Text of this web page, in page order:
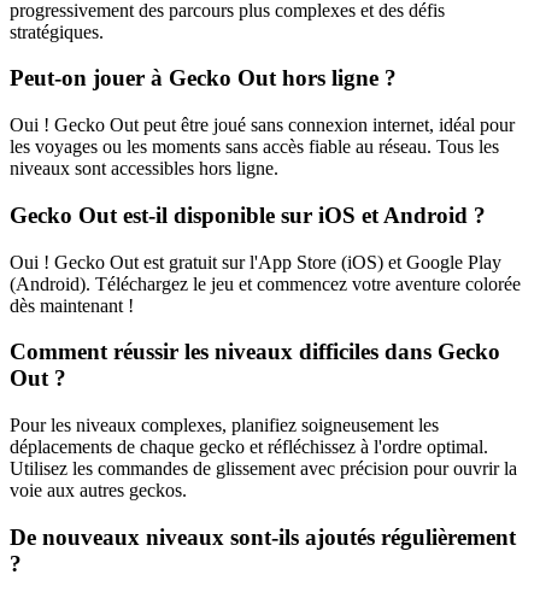
progressivement des parcours plus complexes et des défis
stratégiques.
Peut-on jouer à Gecko Out hors ligne ?
Oui ! Gecko Out peut être joué sans connexion internet, idéal pour
les voyages ou les moments sans accès fiable au réseau. Tous les
niveaux sont accessibles hors ligne.
Gecko Out est-il disponible sur iOS et Android ?
Oui ! Gecko Out est gratuit sur l'App Store (iOS) et Google Play
(Android). Téléchargez le jeu et commencez votre aventure colorée
dès maintenant !
Comment réussir les niveaux difficiles dans Gecko
Out ?
Pour les niveaux complexes, planifiez soigneusement les
déplacements de chaque gecko et réfléchissez à l'ordre optimal.
Utilisez les commandes de glissement avec précision pour ouvrir la
voie aux autres geckos.
De nouveaux niveaux sont-ils ajoutés régulièrement
?